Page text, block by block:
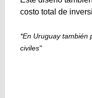
costo total de
*En Uruguay también
civiles"